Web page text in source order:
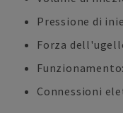
Pressione di
Forza
Funzionamento:
Connessioni